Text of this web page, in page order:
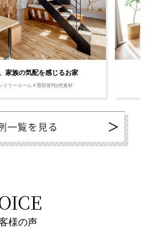
のびのびと暮らすお家
ドリールーム ＃畳部屋#自然素材
様の声